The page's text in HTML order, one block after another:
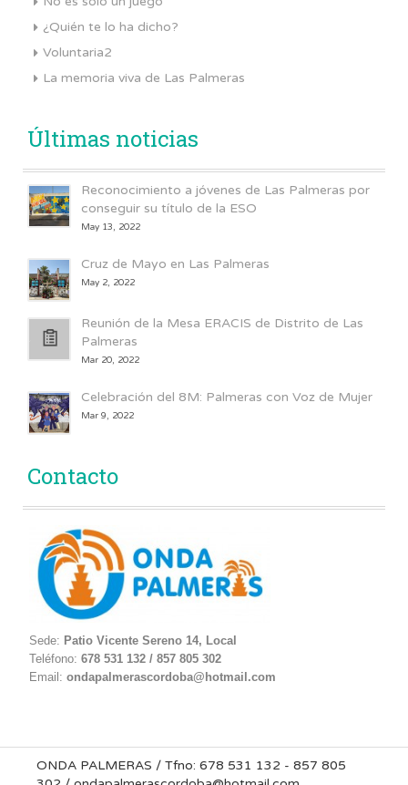
¿Quién te lo ha dicho?
Voluntaria2
La memoria viva de Las Palmeras
Últimas noticias
Reconocimiento a jóvenes de Las Palmeras por
conseguir su título de la ESO
May 13, 2022
Cruz de Mayo en Las Palmeras
May 2, 2022
Reunión de la Mesa ERACIS de Distrito de Las
Palmeras
Mar 20, 2022
Celebración del 8M: Palmeras con Voz de Mujer
Mar 9, 2022
Contacto
Sede: Patio Vicente Sereno 14, Local
Teléfono: 678 531 132 / 857 805 302
Email: ondapalmerascordoba@hotmail.com
ONDA PALMERAS / Tfno: 678 531 132 - 857 805